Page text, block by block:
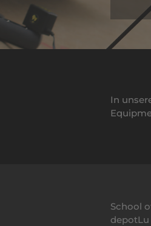
In
School
depotLu